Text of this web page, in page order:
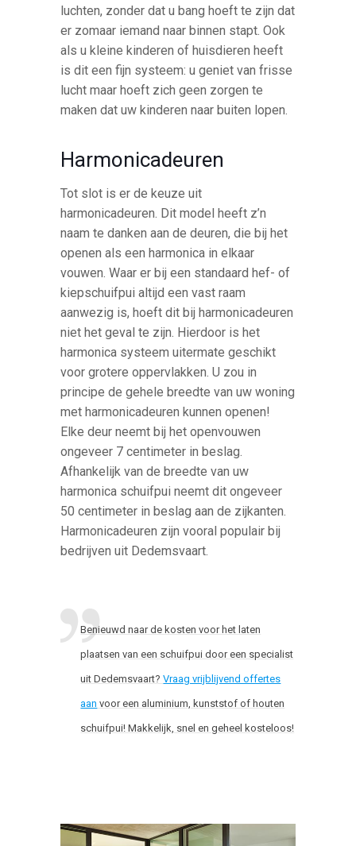
luchten, zonder dat u bang hoeft te zijn dat
er zomaar iemand naar binnen stapt. Ook
als u kleine kinderen of huisdieren heeft
is dit een fijn systeem: u geniet van frisse
lucht maar hoeft zich geen zorgen te
maken dat uw kinderen naar buiten lopen.
Harmonicadeuren
Tot slot is er de keuze uit
harmonicadeuren. Dit model heeft z’n
naam te danken aan de deuren, die bij het
openen als een harmonica in elkaar
vouwen. Waar er bij een standaard hef- of
kiepschuifpui altijd een vast raam
aanwezig is, hoeft dit bij harmonicadeuren
niet het geval te zijn. Hierdoor is het
harmonica systeem uitermate geschikt
voor grotere oppervlakken. U zou in
principe de gehele breedte van uw woning
met harmonicadeuren kunnen openen!
Elke deur neemt bij het openvouwen
ongeveer 7 centimeter in beslag.
Afhankelijk van de breedte van uw
harmonica schuifpui neemt dit ongeveer
50 centimeter in beslag aan de zijkanten.
Harmonicadeuren zijn vooral populair bij
bedrijven uit Dedemsvaart.
Benieuwd naar de kosten voor het laten
plaatsen van een schuifpui door een specialist
uit Dedemsvaart?Vraag vrijblijvend offertes
aan voor een aluminium, kunststof of houten
schuifpui! Makkelijk, snel en geheel kosteloos!